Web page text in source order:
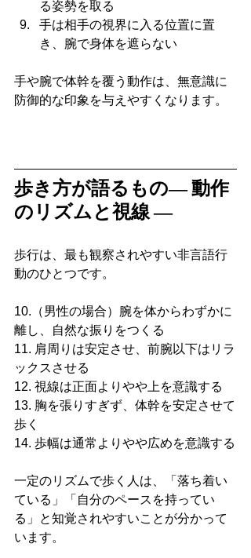
る姿勢を取る
手は相手の視界に入る位置に置
き、腕で身体を遮らない
手や腕で体幹を覆う動作は、無意識に
防御的な印象を与えやすくなります。
歩き方が語るもの― 動作
のリズムと視線 ―
歩行は、最も観察されやすい非言語行
動のひとつです。
10.（男性の場合）腕を体からわずかに
離し、自然な振りをつくる
11. 肩周りは安定させ、前腕以下はリラ
ックスさせる
12. 視線は正面よりやや上を意識する
13. 胸を張りすぎず、体幹を安定させて
歩く
14. 歩幅は通常よりやや広めを意識する
一定のリズムで歩く人は、「落ち着い
ている」「自分のペースを持ってい
る」と知覚されやすいことが分かって
います。